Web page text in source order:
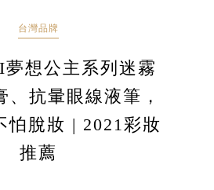
台灣品牌
夢想公主系列迷霧
、抗暈眼線液筆，
怕脫妝 | 2021彩妝
推薦